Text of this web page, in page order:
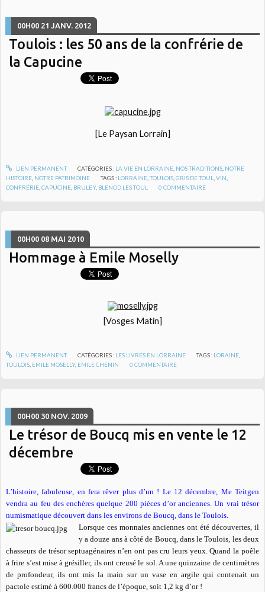
00H00 21 JANV. 2012
Toulois : les 50 ans de la confrérie de
la Capucine
[Le Paysan Lorrain]
LIEN PERMANENT CATÉGORIES : LA VIE EN LORRAINE, NOS TRADITIONS, NOTRE
HISTOIRE NOTRE PATRIMOINE TAGS : LORRAINE ,TOULOIS ,GRIS DE TOUL ,VIN
CONFRÉRIE ,CAPUCINE BRULEY, BLENOD LES TOUL 0 COMMENTAIRE
00H00 08 MAI 2010
Hommage à Emile Moselly
[Vosges Matin]
LIEN PERMANENT CATÉGORIES : LES LIVRES EN LORRAINE TAGS : LORAINE
TOULOIS EMILE MOSELLY, EMILE CHENIN 0 COMMENTAIRE
00H00 30 NOV. 2009
Le trésor de Boucq mis en vente le 12
décembre
L’histoire, fabuleuse, en fera rêver plus d’un ! Le 12 décembre, Me Teitgen
vendra au feu des enchères quelque 200 pièces d’or anciennes. Un vrai trésor
numismatique découvert dans les environs de Boucq, dans le Toulois.
Lorsque ces monnaies anciennes ont été découvertes, il
y a douze ans à côté de Boucq, dans le Toulois, les deux
chasseurs de trésor septuagénaires n’en ont pas cru leurs yeux. Quand la poêle
à frire s’est mise à grésiller, ils ont creusé le sol. A une quinzaine de centimètres
de profondeur, ils ont mis la main sur un vase en argile qui contenait un
pactole estimé à 600.000 francs de l’époque, soit 1,2 kg d’or !